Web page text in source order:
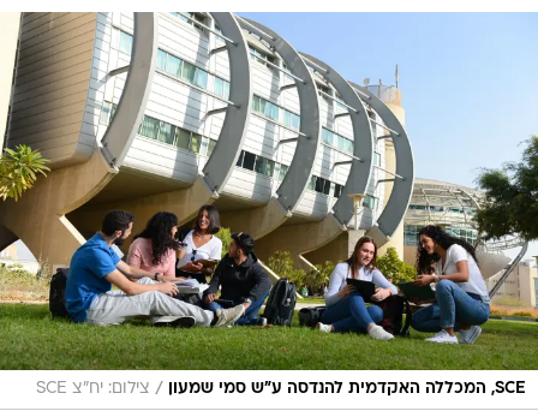
SCE, המכללה האקדמית להנדסה ע"ש סמי שמעון / צילום: יח"צ SCE